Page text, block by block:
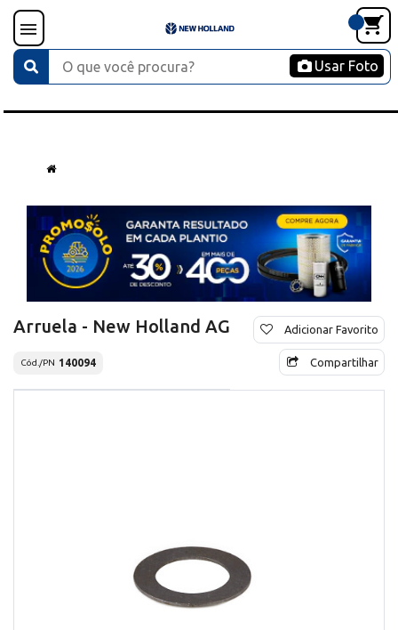
Usar Foto
Arruela - New Holland AG
Cód./PN 140094
Adicionar Favorito
Compartilhar